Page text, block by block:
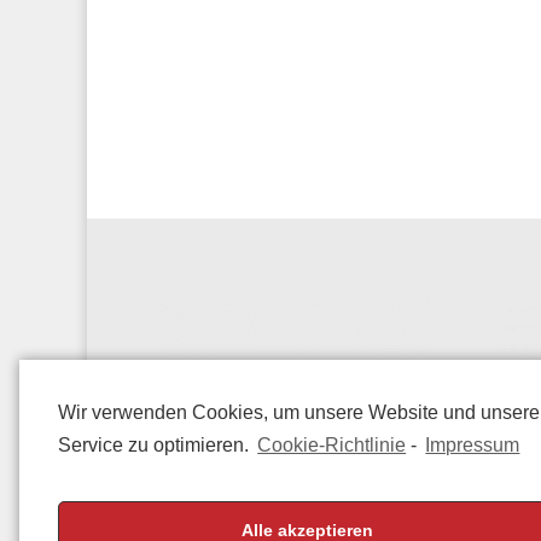
Wir verwenden Cookies, um unsere Website und
Service zu optimieren. Cookie-Richtlinie - Impressum
Alle akzeptieren